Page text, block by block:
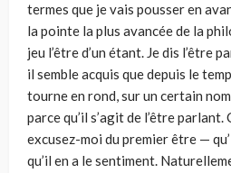
termes que je vais pousser en
la pointe la plus avancée de la
jeu l’être d’un étant. Je dis l’être
il semble acquis que depuis le
tourne en rond, sur un certain
parce qu’il s’agit de l’être parlant.
excusez-moi du premier être —
qu’il en a le sentiment.